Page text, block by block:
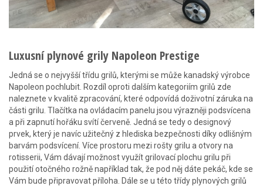
Luxusní plynové grily Napoleon Prestige
Jedná se o nejvyšší třídu grilů, kterými se může kanadský výrobce
Napoleon pochlubit. Rozdíl oproti dalším kategoriím grilů zde
naleznete v kvalitě zpracování, které odpovídá doživotní záruka na
části grilu. Tlačítka na ovládacím panelu jsou výrazněji podsvícena
a při zapnutí hořáku svítí červeně. Jedná se tedy o designový
prvek, který je navíc užitečný z hlediska bezpečnosti díky odlišným
barvám podsvícení. Více prostoru mezi rošty grilu a otvory na
rotisserii, Vám dávají možnost využít grilovací plochu grilu při
použití otočného rožně například tak, že pod něj dáte pekáč, kde se
Vám bude připravovat příloha. Dále se u této třídy plynových grilů